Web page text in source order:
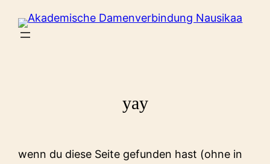
Inhalt
yay
wenn du diese Seite gefunden hast (ohne in